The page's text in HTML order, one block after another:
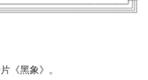
《黑象》。